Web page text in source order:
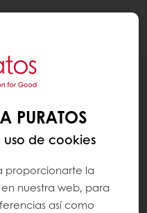
PURATOS
de cookies
proporcionarte la
nuestra web, para
así como